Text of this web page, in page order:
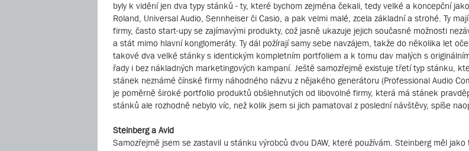
byly k vidění jen dva typy stánků - ty, které bychom zejména čekali, tedy velké a koncepční
Roland, Universal Audio, Sennheiser či Casio, a pak velmi malé, zcela základní a strohé. Ty
firmy, často start-upy se zajímavými produkty, což jasně ukazuje jejich současné možnosti
a stát mimo hlavní konglomeráty. Ty dál požírají samy sebe navzájem, takže do několika let
takové dva velké stánky s identickým kompletním portfoliem a k tomu dav malých s
řady i bez nákladných marketingových kampaní. Ještě samozřejmě existuje třetí typ stánku,
stánek neznámé čínské firmy náhodného názvu z nějakého generátoru (Professional Audio
je poměrně široké portfolio produktů obšlehnutých od libovolné firmy, která má stánek
stánků ale rozhodně nebylo víc, než kolik jsem si jich pamatoval z poslední návštěvy, spíše
Steinberg a Avid
Samozřejmě jsem se zastavil u stánku výrobců dvou DAW, které používám. Steinberg měl